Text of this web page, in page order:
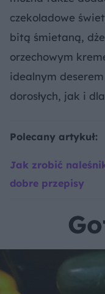
czekoladowe
bitą śmietaną,
orzechowym
idealnym
dorosłych, jak i
Polecany artykuł:
Jak zrobić
dobre przepisy